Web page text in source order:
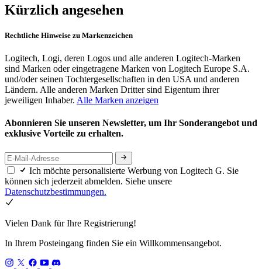
Kürzlich angesehen
Rechtliche Hinweise zu Markenzeichen
Logitech, Logi, deren Logos und alle anderen Logitech-Marken
sind Marken oder eingetragene Marken von Logitech Europe S.A.
und/oder seinen Tochtergesellschaften in den USA und anderen
Ländern. Alle anderen Marken Dritter sind Eigentum ihrer
jeweiligen Inhaber. Alle Marken anzeigen
Abonnieren Sie unseren Newsletter, um Ihr Sonderangebot und
exklusive Vorteile zu erhalten.
Ich möchte personalisierte Werbung von Logitech G. Sie
können sich jederzeit abmelden. Siehe unsere
Datenschutzbestimmungen.
Vielen Dank für Ihre Registrierung!
In Ihrem Posteingang finden Sie ein Willkommensangebot.